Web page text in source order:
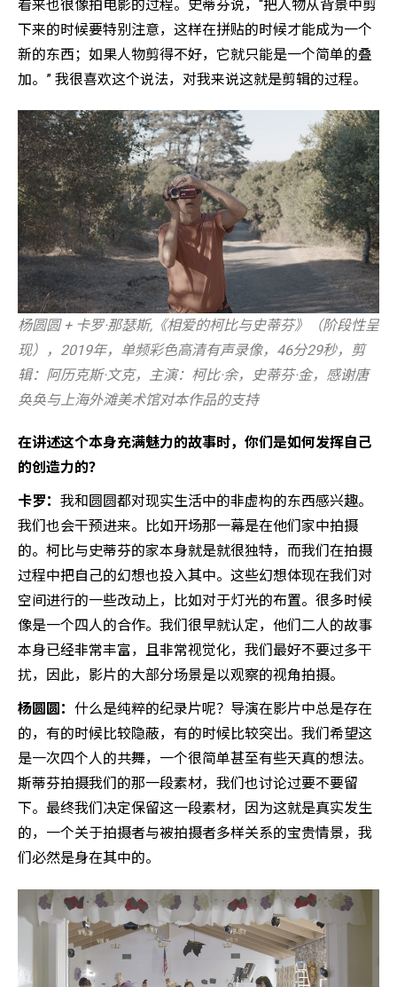
看来也很像拍电影的过程。史蒂芬说，“把人物从背景中剪
下来的时候要特别注意，这样在拼贴的时候才能成为一个
新的东西；如果人物剪得不好，它就只能是一个简单的叠
加。” 我很喜欢这个说法，对我来说这就是剪辑的过程。
杨圆圆 + 卡罗·那瑟斯,《相爱的柯比与史蒂芬》（阶段性呈
现），2019年，单频彩色高清有声录像，46分29秒，剪
辑：阿历克斯·文克，主演：柯比·余，史蒂芬·金，感谢唐
奂奂与上海外滩美术馆对本作品的支持
在讲述这个本身充满魅力的故事时，你们是如何发挥自己
的创造力的？
卡罗： 我和圆圆都对现实生活中的非虚构的东西感兴趣。
我们也会干预进来。比如开场那一幕是在他们家中拍摄
的。柯比与史蒂芬的家本身就是就很独特，而我们在拍摄
过程中把自己的幻想也投入其中。这些幻想体现在我们对
空间进行的一些改动上，比如对于灯光的布置。很多时候
像是一个四人的合作。我们很早就认定，他们二人的故事
本身已经非常丰富，且非常视觉化，我们最好不要过多干
扰，因此，影片的大部分场景是以观察的视角拍摄。
杨圆圆： 什么是纯粹的纪录片呢？导演在影片中总是存在
的，有的时候比较隐蔽，有的时候比较突出。我们希望这
是一次四个人的共舞，一个很简单甚至有些天真的想法。
斯蒂芬拍摄我们的那一段素材，我们也讨论过要不要留
下。最终我们决定保留这一段素材，因为这就是真实发生
的，一个关于拍摄者与被拍摄者多样关系的宝贵情景，我
们必然是身在其中的。